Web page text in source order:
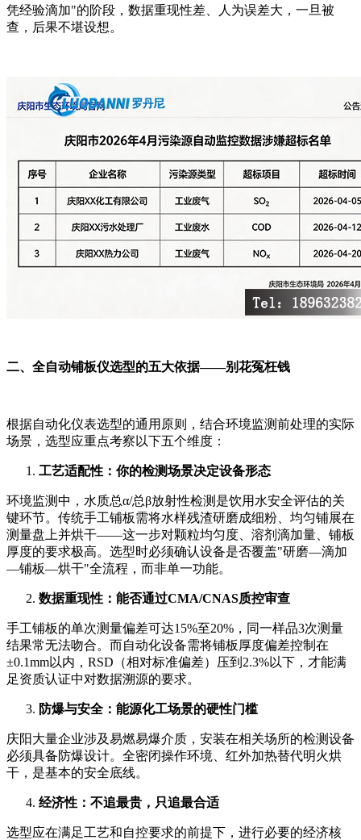
凭经验滴加"的阶段，数据重现性差、人为误差大，一旦被
查，后果不堪设想。
二、全自动铺板仪选型的五大依据——别花冤枉钱
根据自动化仪表选型的通用原则，结合环境监测前处理的实际
场景，选型应重点考察以下五个维度：
工艺适配性：你的检测场景决定设备形态
环境监测中，水质总α/总β放射性检测是饮用水安全评估的关
键环节。传统手工铺板需将水样残渣研磨成细粉、均匀铺展在
测量盘上并烘干——这一步对颗粒均匀度、溶剂滴加量、铺板
厚度的要求极高。选型时必须确认设备是否覆盖"研磨—滴加
—铺板—烘干"全流程，而非单一功能。
数据重现性：能否通过CMA/CNAS质控审查
手工铺板的单次测量偏差可达15%至20%，同一样品3次测量
结果常无法吻合。而自动化设备需将铺板厚度偏差控制在
±0.1mm以内，RSD（相对标准偏差）压到2.3%以下，才能满
足资质认证中对数据溯源的要求。
防爆与安全：能源化工场景的硬性门槛
庆阳大量企业涉及易燃易爆介质，安装在相关场所的检测设备
必须具备防爆设计。全密闭操作环境、红外加热替代明火烘
干，是基本的安全底线。
经济性：不追最贵，只追最合适
选型应在满足工艺和自控要求的前提下，进行必要的经济核